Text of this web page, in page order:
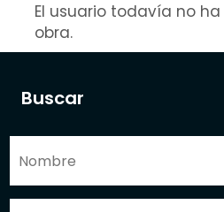
Buscar
El usuario todavía no
obra.